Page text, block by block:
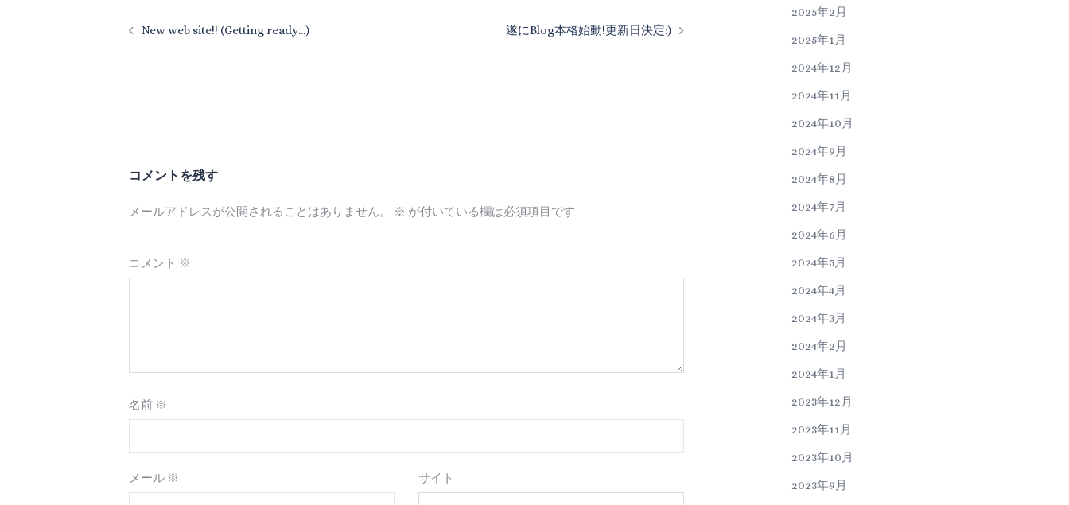
New web site!! (Getting ready…) 遂にBlog本格始動!更新日決定:)
コメントを残す
メールアドレスが公開されることはありません。 ※ が付いている欄は必須項目です
コメント ※
名前 ※
メール ※ サイト
2025年2月
2025年1月
2024年12月
2024年11月
2024年10月
2024年9月
2024年8月
2024年7月
2024年6月
2024年5月
2024年4月
2024年3月
2024年2月
2024年1月
2023年12月
2023年11月
2023年10月
2023年9月